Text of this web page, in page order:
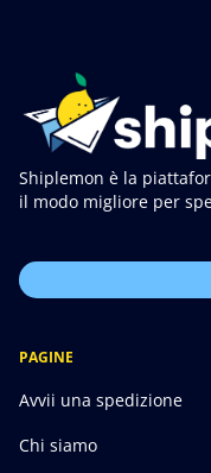
Shiplemon è la
il modo migliore per
PAGINE
Avvii una spedizione
Chi siamo